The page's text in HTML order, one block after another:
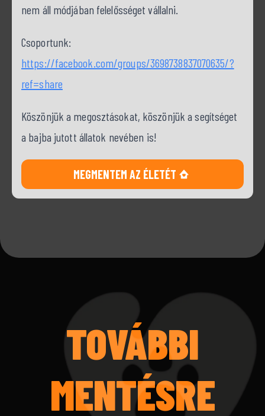
nem áll módjában felelősséget vállalni.
Csoportunk:
https://facebook.com/groups/3698738837070635/?
ref=share
Köszönjük a megosztásokat, köszönjük a segítséget
a bajba jutott állatok nevében is!
MEGMENTEM AZ ÉLETÉT
TOVÁBBI
MENTÉSRE